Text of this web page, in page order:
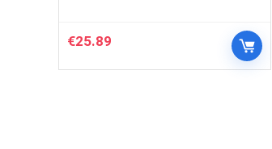
€25.89